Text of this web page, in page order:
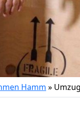
Hamm »